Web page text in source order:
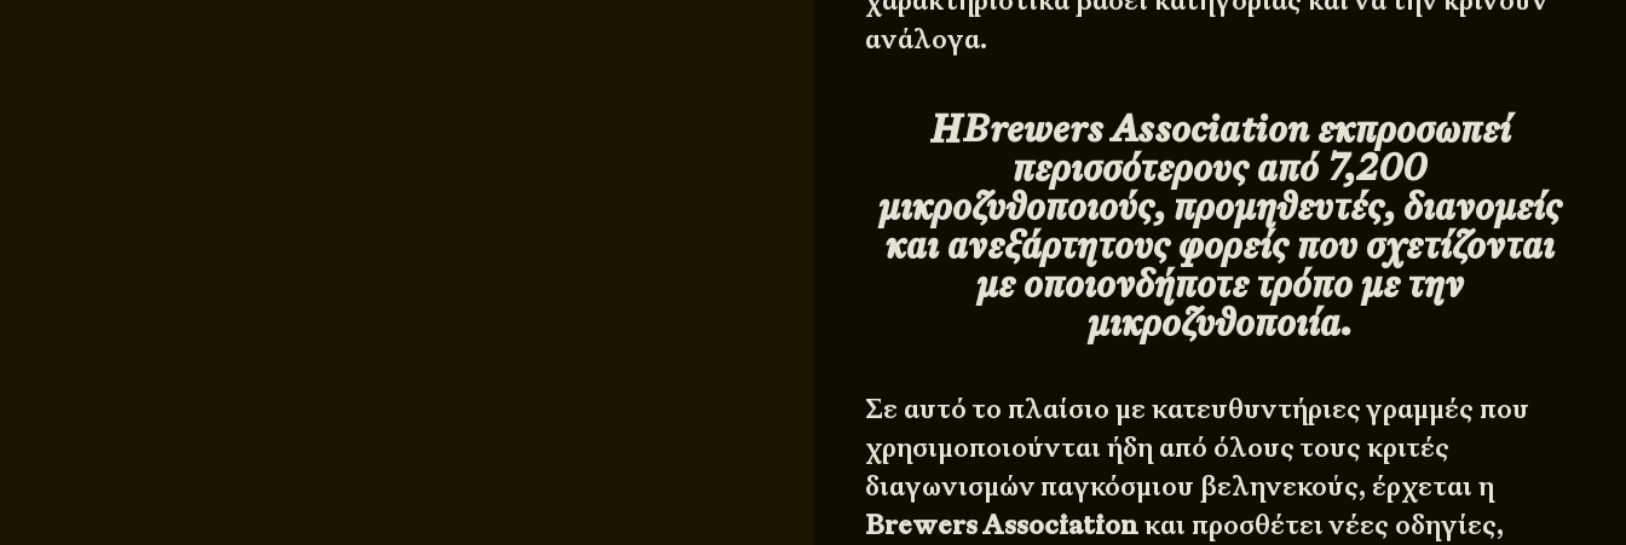
ανάλογα.
ΗBrewers Association εκπροσωπεί
περισσότερους από 7,200
μικροζυθοποιούς, προμηθευτές, διανομείς
και ανεξάρτητους φορείς που σχετίζονται
με οποιονδήποτε τρόπο με την
μικροζυθοποιία.
Σε αυτό το πλαίσιο με κατευθυντήριες γραμμές που
χρησιμοποιούνται ήδη από όλους τους κριτές
διαγωνισμών παγκόσμιου βεληνεκούς, έρχεται η
Brewers Associationκαι προσθέτει νέες οδηγίες,